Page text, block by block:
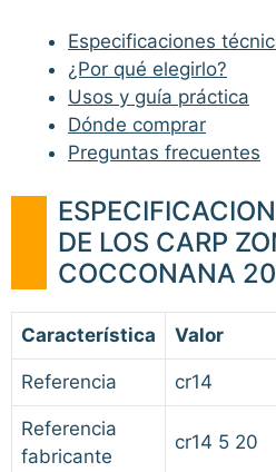
Especificaciones
¿Por qué elegirlo?
Usos y guía práctica
Dónde comprar
Preguntas frecuentes
DE LOS CARP
COCCONANA
Característica Valor
Referencia cr14
Referencia
fabricante
cr14 5 20